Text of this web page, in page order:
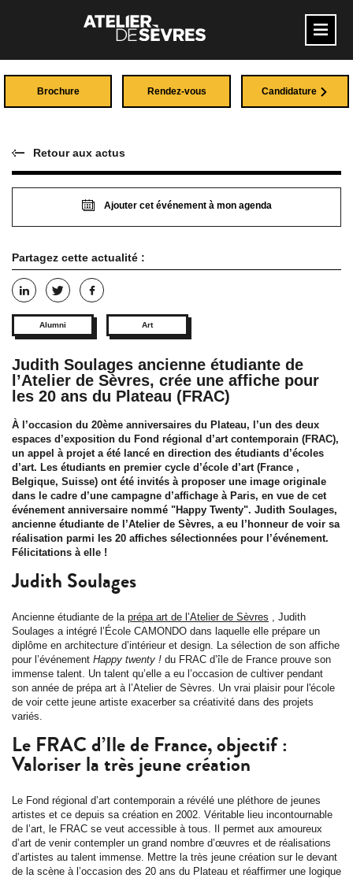
Brochure Rendez-vous Candidature
Retour aux actus
Ajouter cet événement à mon agenda
Partagez cette actualité :
Alumni Art
Judith Soulages ancienne étudiante de
l’Atelier de Sèvres, crée une affiche pour
les 20 ans du Plateau (FRAC)
À l’occasion du 20ème anniversaires du Plateau, l’un des deux
espaces d’exposition du Fond régional d’art contemporain (FRAC),
un appel à projet a été lancé en direction des étudiants d’écoles
d’art. Les étudiants en premier cycle d’école d’art (France ,
Belgique, Suisse) ont été invités à proposer une image originale
dans le cadre d’une campagne d’affichage à Paris, en vue de cet
événement anniversaire nommé "Happy Twenty". Judith Soulages,
ancienne étudiante de l’Atelier de Sèvres, a eu l’honneur de voir sa
réalisation parmi les 20 affiches sélectionnées pour l’événement.
Félicitations à elle !
Judith Soulages
Ancienne étudiante de la prépa art de l’Atelier de Sèvres , Judith
Soulages a intégré l’École CAMONDO dans laquelle elle prépare un
diplôme en architecture d’intérieur et design. La sélection de son affiche
pour l’événement Happy twenty ! du FRAC d’île de France prouve son
immense talent. Un talent qu’elle a eu l’occasion de cultiver pendant
son année de prépa art à l’Atelier de Sèvres. Un vrai plaisir pour l'école
de voir cette jeune artiste exacerber sa créativité dans des projets
variés.
Le FRAC d’Ile de France, objectif :
Valoriser la très jeune création
Le Fond régional d’art contemporain a révélé une pléthore de jeunes
artistes et ce depuis sa création en 2002. Véritable lieu incontournable
de l’art, le FRAC se veut accessible à tous. Il permet aux amoureux
d’art de venir contempler un grand nombre d’œuvres et de réalisations
d’artistes au talent immense. Mettre la très jeune création sur le devant
de la scène à l’occasion des 20 ans du Plateau et réaffirmer une logique